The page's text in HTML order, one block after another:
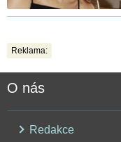
Reklama:
O nás
Redakce